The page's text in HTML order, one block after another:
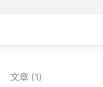
文章 (1)